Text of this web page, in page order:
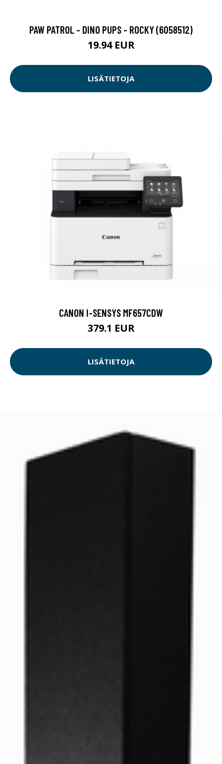
PAW PATROL - DINO PUPS - ROCKY (6058512)
19.94 EUR
LISÄTIETOJA
CANON I-SENSYS MF657CDW
379.1 EUR
LISÄTIETOJA